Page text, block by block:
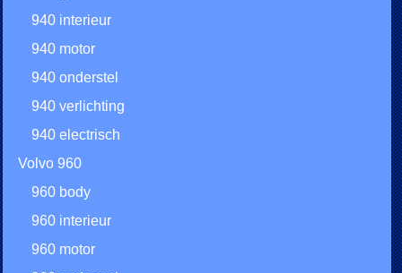
940 interieur
940 motor
940 onderstel
940 verlichting
940 electrisch
Volvo 960
960 body
960 interieur
960 motor